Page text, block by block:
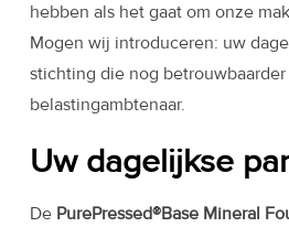
hebben als het gaat om onze
Mogen wij introduceren: uw
stichting die nog betrouwbaarder
belastingambtenaar.
Uw dagelijkse
De PurePressed®Base Mineral